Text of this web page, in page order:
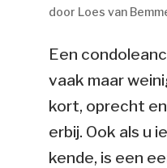
door Loes van
Een
vaak maar
kort, oprecht
erbij. Ook als u
kende, is een